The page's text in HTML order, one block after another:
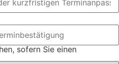
sofern Sie einen